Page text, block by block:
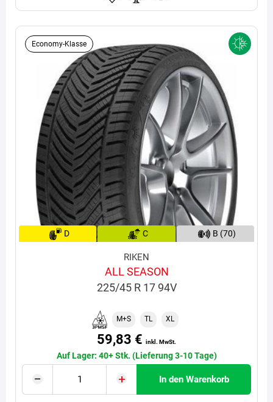
Economy-Klasse
D C B (70)
RIKEN
ALL SEASON
225/45 R 17 94V
M+S TL XL
59,83 € inkl. MwSt.
Auf Lager: 40+ Stk. (Lieferung 3-10 Tage)
In den Warenkorb